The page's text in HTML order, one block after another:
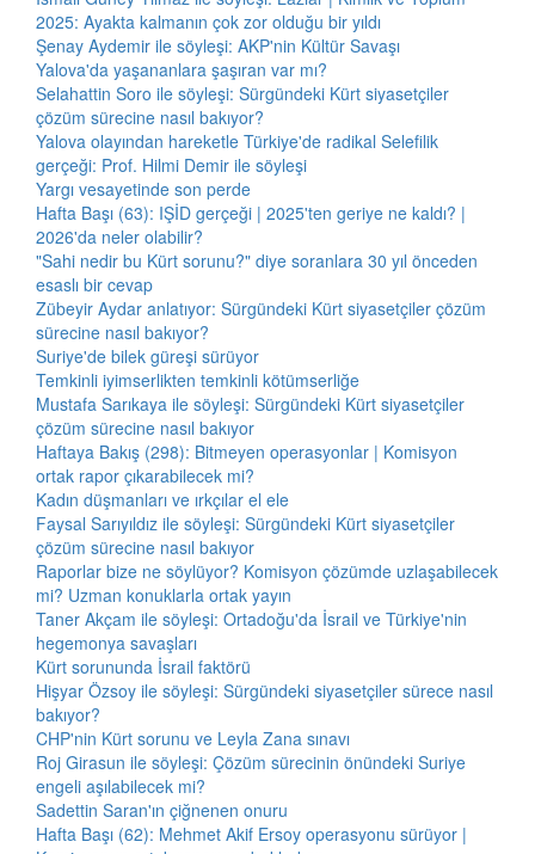
2025: Ayakta kalmanın çok zor olduğu bir yıldı
Şenay Aydemir ile söyleşi: AKP'nin Kültür Savaşı
Yalova'da yaşananlara şaşıran var mı?
Selahattin Soro ile söyleşi: Sürgündeki Kürt siyasetçiler
çözüm sürecine nasıl bakıyor?
Yalova olayından hareketle Türkiye'de radikal Selefilik
gerçeği: Prof. Hilmi Demir ile söyleşi
Yargı vesayetinde son perde
Hafta Başı (63): IŞİD gerçeği | 2025'ten geriye ne kaldı? |
2026'da neler olabilir?
"Sahi nedir bu Kürt sorunu?" diye soranlara 30 yıl önceden
esaslı bir cevap
Zübeyir Aydar anlatıyor: Sürgündeki Kürt siyasetçiler çözüm
sürecine nasıl bakıyor?
Suriye'de bilek güreşi sürüyor
Temkinli iyimserlikten temkinli kötümserliğe
Mustafa Sarıkaya ile söyleşi: Sürgündeki Kürt siyasetçiler
çözüm sürecine nasıl bakıyor
Haftaya Bakış (298): Bitmeyen operasyonlar | Komisyon
ortak rapor çıkarabilecek mi?
Kadın düşmanları ve ırkçılar el ele
Faysal Sarıyıldız ile söyleşi: Sürgündeki Kürt siyasetçiler
çözüm sürecine nasıl bakıyor
Raporlar bize ne söylüyor? Komisyon çözümde uzlaşabilecek
mi? Uzman konuklarla ortak yayın
Taner Akçam ile söyleşi: Ortadoğu'da İsrail ve Türkiye'nin
hegemonya savaşları
Kürt sorununda İsrail faktörü
Hişyar Özsoy ile söyleşi: Sürgündeki siyasetçiler sürece nasıl
bakıyor?
CHP'nin Kürt sorunu ve Leyla Zana sınavı
Roj Girasun ile söyleşi: Çözüm sürecinin önündeki Suriye
engeli aşılabilecek mi?
Sadettin Saran'ın çiğnenen onuru
Hafta Başı (62): Mehmet Akif Ersoy operasyonu sürüyor |